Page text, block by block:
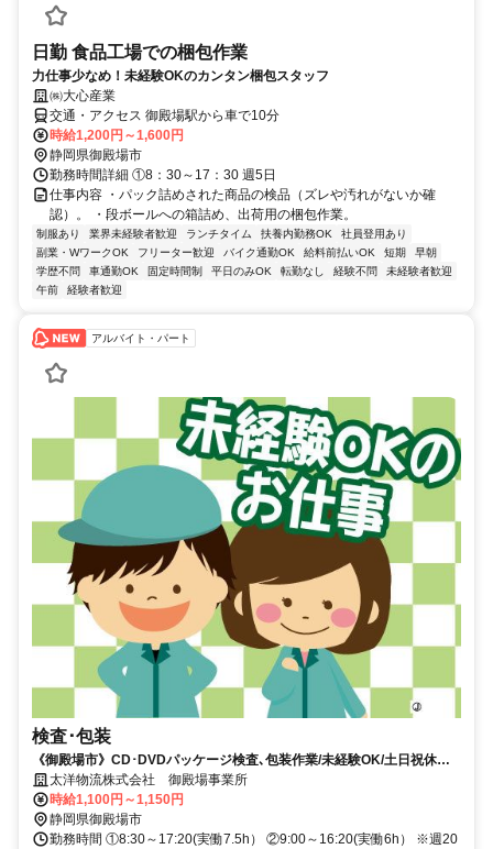
日勤 食品工場での梱包作業
力仕事少なめ！未経験OKのカンタン梱包スタッフ
㈱大心産業
交通・アクセス 御殿場駅から車で10分
時給1,200円～1,600円
静岡県御殿場市
勤務時間詳細 ①8：30～17：30 週5日
仕事内容 ・パック詰めされた商品の検品（ズレや汚れがないか確
認）。 ・段ボールへの箱詰め、出荷用の梱包作業。
制服あり 業界未経験者歓迎 ランチタイム 扶養内勤務OK
社員登用あり
副業・WワークOK
フリーター歓迎 バイク通勤OK 給料前払いOK 短期
早朝
学歴不問
車通勤OK 固定時間制 平日のみOK 転勤なし 経験不問
未経験者歓迎
午前
経験者歓迎
アルバイト・パート
検査･包装
《御殿場市》CD･DVDパッケージ検査､包装作業/未経験OK/土日祝休み/
男女性活躍中！
太洋物流株式会社 御殿場事業所
時給1,100円～1,150円
静岡県御殿場市
勤務時間 ①8:30～17:20(実働7.5h） ②9:00～16:20(実働6h） ※週20